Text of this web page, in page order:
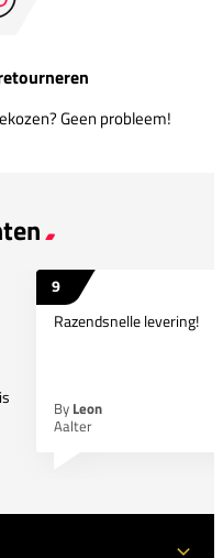
Geen probleem!
9
Razendsnelle levering!
By Leon
Aalter